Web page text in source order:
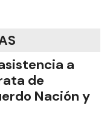
a
de
Nación y